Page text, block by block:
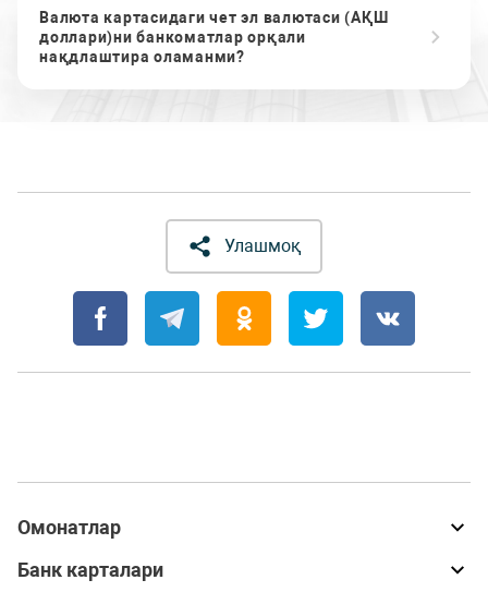
Валюта картасидаги чет эл валютаси (АҚШ
доллари)ни банкоматлар орқали
нақдлаштира оламанми?
Улашмоқ
Омонатлар
Банк карталари